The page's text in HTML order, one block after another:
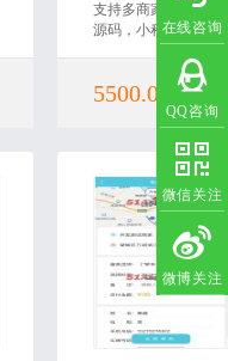
在线咨询
QQ咨询
微信关注
微博关注
支持多商家的小程序
源码，小程序端源码
5500.00 元